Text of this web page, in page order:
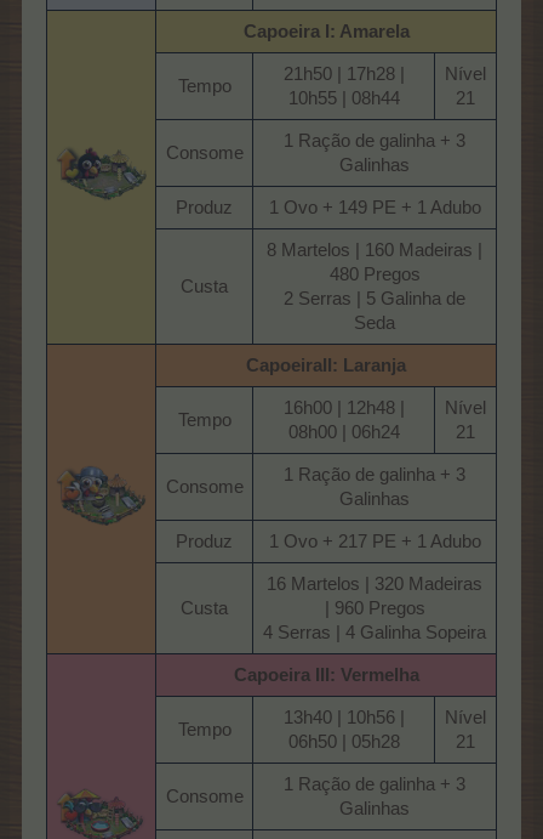
Capoeira I: Amarela
Tempo​
21h50 | 17h28 |
10h55 | 08h44​
Nível
21​
Consome​
1 Ração de galinha + 3
Galinhas​
Produz​ 1 Ovo + 149 PE + 1 Adubo​
Custa​
8 Martelos | 160 Madeiras |
480 Pregos
2 Serras | 5 Galinha de
Seda​
CapoeiraII: Laranja
Tempo​
16h00 | 12h48 |
08h00 | 06h24​
Nível
21​
Consome​
1 Ração de galinha + 3
Galinhas​
Produz​ 1 Ovo + 217 PE + 1 Adubo​
Custa​
16 Martelos | 320 Madeiras
| 960 Pregos
4 Serras | 4 Galinha Sopeira​
Capoeira III: Vermelha
Tempo​
13h40 | 10h56 |
06h50 | 05h28​
Nível
21​
Consome​
1 Ração de galinha + 3
Galinhas​